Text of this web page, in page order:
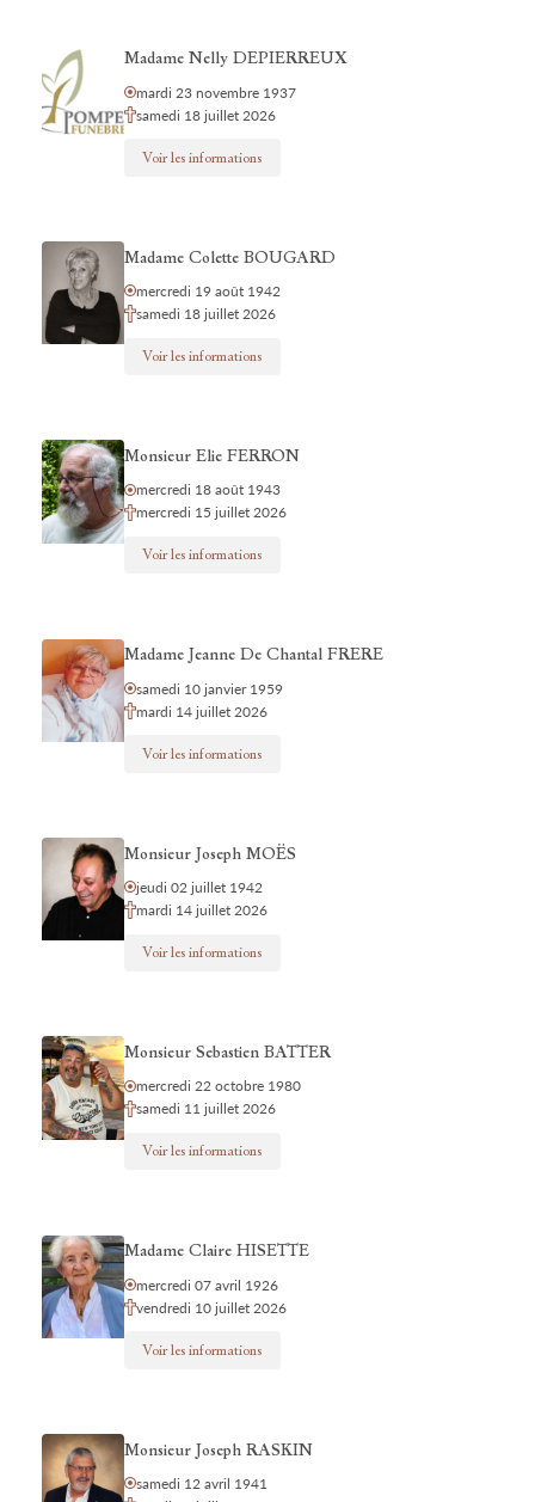
Madame Nelly DEPIERREUX
mardi 23 novembre 1937
samedi 18 juillet 2026
Voir les informations
Madame Colette BOUGARD
mercredi 19 août 1942
samedi 18 juillet 2026
Voir les informations
Monsieur Elie FERRON
mercredi 18 août 1943
mercredi 15 juillet 2026
Voir les informations
Madame Jeanne De Chantal FRERE
samedi 10 janvier 1959
mardi 14 juillet 2026
Voir les informations
Monsieur Joseph MOËS
jeudi 02 juillet 1942
mardi 14 juillet 2026
Voir les informations
Monsieur Sebastien BATTER
mercredi 22 octobre 1980
samedi 11 juillet 2026
Voir les informations
Madame Claire HISETTE
mercredi 07 avril 1926
vendredi 10 juillet 2026
Voir les informations
Monsieur Joseph RASKIN
samedi 12 avril 1941